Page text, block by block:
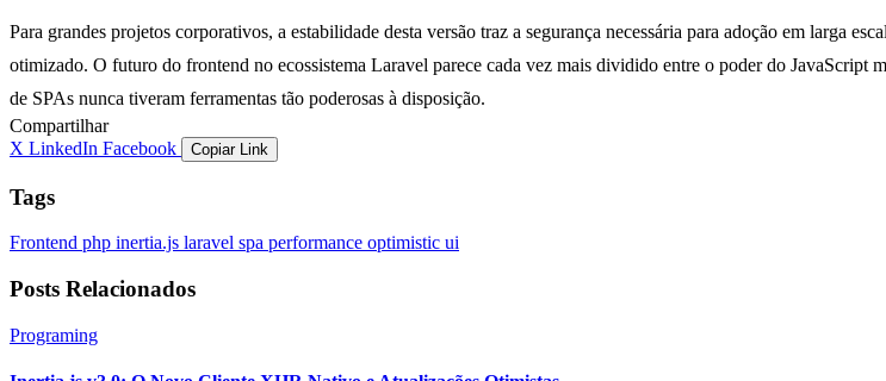
Para grandes projetos corporativos, a estabilidade desta versão traz a segurança necessária para adoção em larga
otimizado. O futuro do frontend no ecossistema Laravel parece cada vez mais dividido entre o poder do
de SPAs nunca tiveram ferramentas tão poderosas à disposição.
Compartilhar
X LinkedIn Facebook Copiar Link
Tags
Frontend php inertia.js laravel spa performance optimistic ui
Posts Relacionados
Programing